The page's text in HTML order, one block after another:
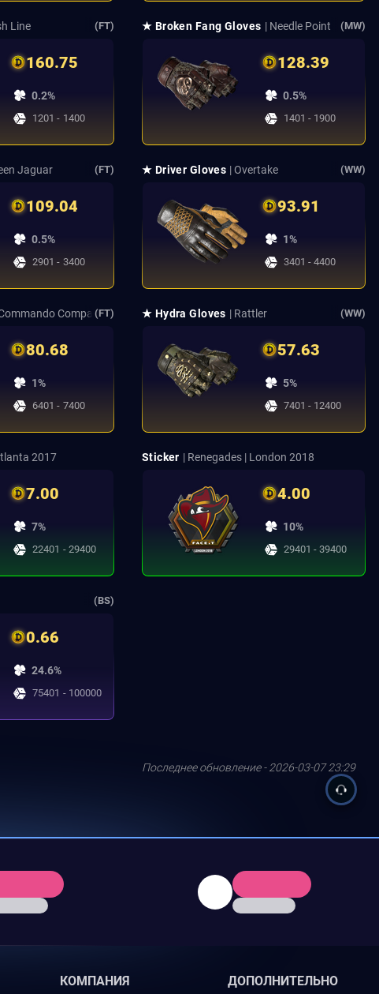
Line (FT)
160.75
0.2%
1201 - 1400
★ Broken Fang Gloves | Needle Point (MW)
128.39
0.5%
1401 - 1900
Jaguar (FT)
109.04
0.5%
2901 - 3400
★ Driver Gloves | Overtake (WW)
93.91
1%
3401 - 4400
Company(FT)
80.68
1%
6401 - 7400
★ Hydra Gloves | Rattler (WW)
57.63
5%
7401 - 12400
2017
7.00
7%
22401 - 29400
Sticker | Renegades | London 2018
4.00
10%
29401 - 39400
(BS)
0.66
24.6%
75401 - 100000
Последнее обновление - 2026-03-07 23:29
КОМПАНИЯ ДОПОЛНИТЕЛЬНО